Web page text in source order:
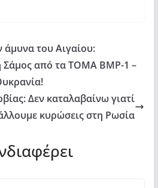
άμυνα του Αιγαίου:
Σάμος από τα ΤΟΜΑ BMP-1 –
Δεν καταλαβαίνω γιατί
κυρώσεις στη Ρωσία